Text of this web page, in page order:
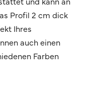
Profil 2 cm dick
Ihres
auch einen
Farben